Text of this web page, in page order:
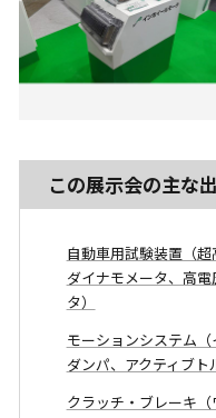
この展示会の主な
自動車用試験装置（
ダイナモメータ、高
タ）
モーションシステム
ダンパ、アクティブト
クラッチ・ブレーキ